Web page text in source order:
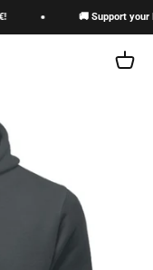
🚚 Support your